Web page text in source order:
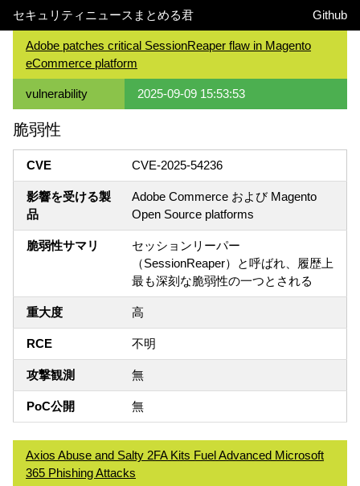
セキュリティニュースまとめる君 Github
Adobe patches critical SessionReaper flaw in Magento
eCommerce platform
vulnerability 2025-09-09 15:53:53
脆弱性
CVE CVE-2025-54236
影響を受ける製
品
Adobe Commerce および Magento
Open Source platforms
脆弱性サマリ
セッションリーパー
（SessionReaper）と呼ばれ、履歴上
最も深刻な脆弱性の一つとされる
重大度 高
RCE 不明
攻撃観測 無
PoC公開 無
Axios Abuse and Salty 2FA Kits Fuel Advanced Microsoft
365 Phishing Attacks